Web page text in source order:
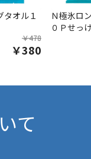
タオル１
￥478
￥380
Ｎ極氷ロ
０Ｐせっ
て